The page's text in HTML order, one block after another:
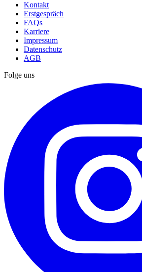
Kontakt
Erstgespräch
FAQs
Karriere
Impressum
Datenschutz
AGB
Folge uns